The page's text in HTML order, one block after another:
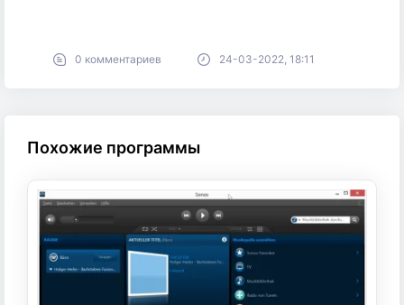
0 комментариев 24-03-2022, 18:11
Похожие программы